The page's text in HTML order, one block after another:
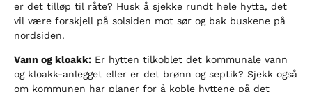
er det tilløp til råte? Husk å sjekke rundt hele hytta, det
vil være forskjell på solsiden mot sør og bak buskene på
nordsiden.
Vann og kloakk: Er hytten tilkoblet det kommunale vann
og kloakk-anlegget eller er det brønn og septik? Sjekk også
om kommunen har planer for å koble hyttene på det